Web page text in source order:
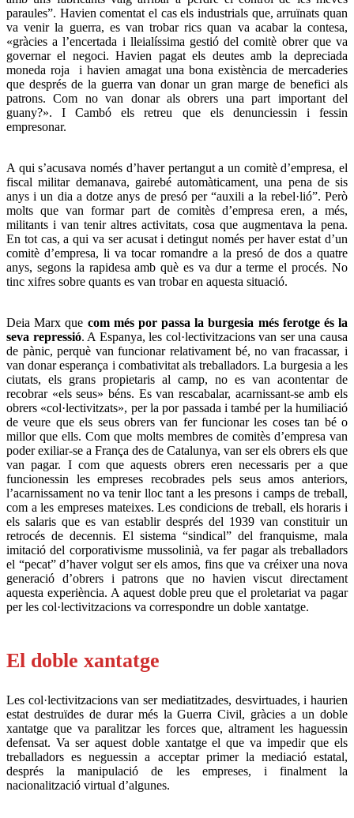
paraules”. Havien comentat el cas els industrials que, arruïnats quan
va venir la guerra, es van trobar rics quan va acabar la contesa,
«gràcies a l’encertada i lleialíssima gestió del comitè obrer que va
governar el negoci. Havien pagat els deutes amb la depreciada
moneda roja i havien amagat una bona existència de mercaderies
que després de la guerra van donar un gran marge de benefici als
patrons. Com no van donar als obrers una part important del
guany?». I Cambó els retreu que els denunciessin i fessin
empresonar.
A qui s’acusava només d’haver pertangut a un comitè d’empresa, el
fiscal militar demanava, gairebé automàticament, una pena de sis
anys i un dia a dotze anys de presó per “auxili a la rebel·lió”. Però
molts que van formar part de comitès d’empresa eren, a més,
militants i van tenir altres activitats, cosa que augmentava la pena.
En tot cas, a qui va ser acusat i detingut només per haver estat d’un
comitè d’empresa, li va tocar romandre a la presó de dos a quatre
anys, segons la rapidesa amb què es va dur a terme el procés. No
tinc xifres sobre quants es van trobar en aquesta situació.
Deia Marx que com més por passa la burgesia més ferotge és la
seva repressió. A Espanya, les col·lectivitzacions van ser una causa
de pànic, perquè van funcionar relativament bé, no van fracassar, i
van donar esperança i combativitat als treballadors. La burgesia a les
ciutats, els grans propietaris al camp, no es van acontentar de
recobrar «els seus» béns. Es van rescabalar, acarnissant-se amb els
obrers «col·lectivitzats», per la por passada i també per la humiliació
de veure que els seus obrers van fer funcionar les coses tan bé o
millor que ells. Com que molts membres de comitès d’empresa van
poder exiliar-se a França des de Catalunya, van ser els obrers els que
van pagar. I com que aquests obrers eren necessaris per a que
funcionessin les empreses recobrades pels seus amos anteriors,
l’acarnissament no va tenir lloc tant a les presons i camps de treball,
com a les empreses mateixes. Les condicions de treball, els horaris i
els salaris que es van establir després del 1939 van constituir un
retrocés de decennis. El sistema “sindical” del franquisme, mala
imitació del corporativisme mussolinià, va fer pagar als treballadors
el “pecat” d’haver volgut ser els amos, fins que va créixer una nova
generació d’obrers i patrons que no havien viscut directament
aquesta experiència. A aquest doble preu que el proletariat va pagar
per les col·lectivitzacions va correspondre un doble xantatge.
El doble xantatge
Les col·lectivitzacions van ser mediatitzades, desvirtuades, i haurien
estat destruïdes de durar més la Guerra Civil, gràcies a un doble
xantatge que va paralitzar les forces que, altrament les haguessin
defensat. Va ser aquest doble xantatge el que va impedir que els
treballadors es neguessin a acceptar primer la mediació estatal,
després la manipulació de les empreses, i finalment la
nacionalització virtual d’algunes.